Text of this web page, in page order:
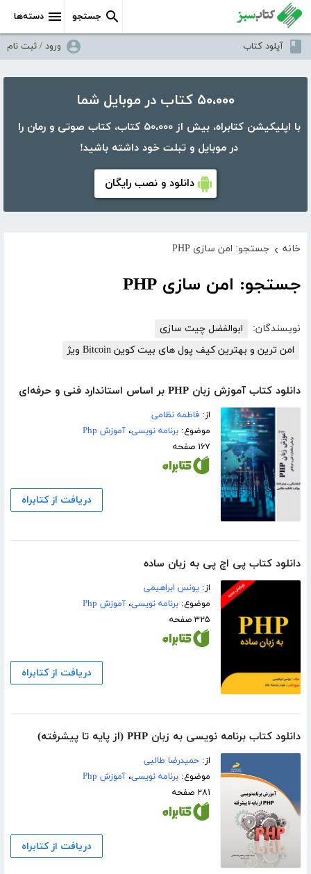
دسته‌ها جستجو
آپلود کتاب ورود / ثبت نام
۵۰،۰۰۰ کتاب در موبایل شما
با اپلیکیشن کتابراه، بیش از ۵۰،۰۰۰ کتاب، کتاب صوتی و رمان را
در موبایل و تبلت خود داشته باشید!
دانلود و نصب رایگان
خانه › جستجو: امن سازی PHP
جستجو: امن سازی PHP
نویسندگان:
ابوالفضل چیت سازی
امن ترین و بهترین کیف پول های بیت کوین Bitcoin ویژ
دانلود کتاب آموزش زبان PHP بر اساس استاندارد فنی و حرفه‌ای
از:فاطمه نظامی
موضوع:برنامه نویسی،آموزش Php
۱۶۷ صفحه
دریافت از کتابراه
دانلود کتاب پی اچ پی به زبان ساده
از:یونس ابراهیمی
موضوع:برنامه نویسی،آموزش Php
۳۲۵ صفحه
دریافت از کتابراه
دانلود کتاب برنامه نویسی به زبان PHP (از پایه تا پیشرفته)
از:حمیدرضا طالبی
موضوع:برنامه نویسی،آموزش Php
۲۸۱ صفحه
دریافت از کتابراه